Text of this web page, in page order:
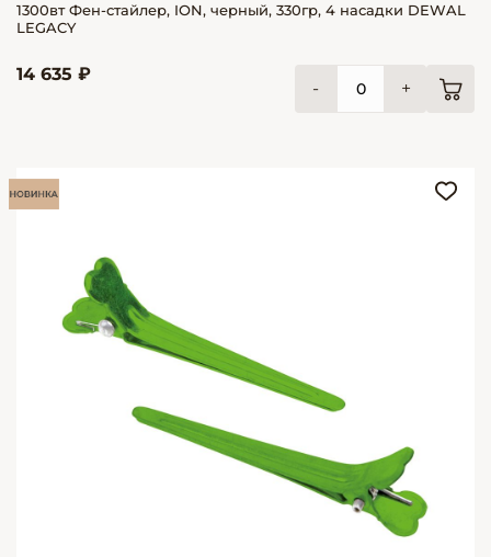
1300вт Фен-стайлер, ION, черный, 330гр, 4 насадки DEWAL
LEGACY
14 635 ₽
- +